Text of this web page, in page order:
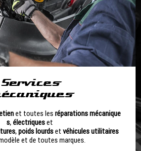
Services
et toutes les réparationsmécanique
s, électriqueset
, poids lourdset véhiculesutilitaires
et de toutes marques.